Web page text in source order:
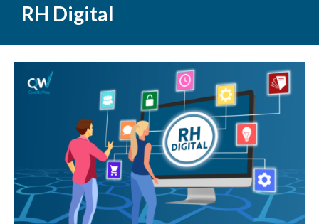
RH Digital